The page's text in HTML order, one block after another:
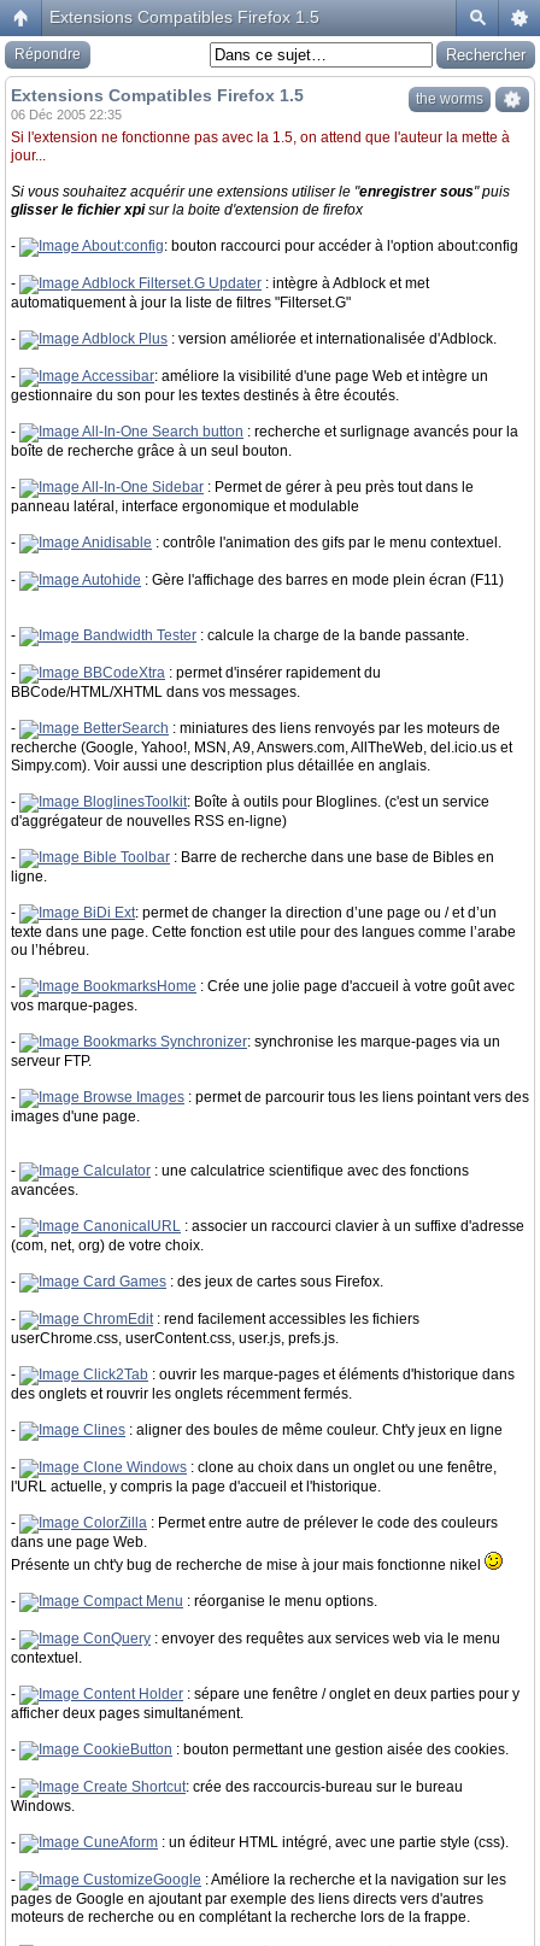
Extensions Compatibles Firefox 1.5
Répondre
the worms
Extensions Compatibles Firefox 1.5
06 Déc 2005 22:35
Si l'extension ne fonctionne pas avec la 1.5, on attend que l'auteur la mette à
jour...
Si vous souhaitez acquérir une extensions utiliser le "enregistrer sous" puis
glisser le fichier xpisur la boite d'extension de firefox
- About:config: bouton raccourci pour accéder à l'option about:config
- Adblock Filterset.G Updater : intègre à Adblock et met
automatiquement à jour la liste de filtres "Filterset.G"
- Adblock Plus : version améliorée et internationalisée d'Adblock.
- Accessibar: améliore la visibilité d'une page Web et intègre un
gestionnaire du son pour les textes destinés à être écoutés.
- All-In-One Search button : recherche et surlignage avancés pour la
boîte de recherche grâce à un seul bouton.
- All-In-One Sidebar : Permet de gérer à peu près tout dans le
panneau latéral, interface ergonomique et modulable
- Anidisable : contrôle l'animation des gifs par le menu contextuel.
- Autohide : Gère l'affichage des barres en mode plein écran (F11)
- Bandwidth Tester : calcule la charge de la bande passante.
- BBCodeXtra : permet d'insérer rapidement du
BBCode/HTML/XHTML dans vos messages.
- BetterSearch : miniatures des liens renvoyés par les moteurs de
recherche (Google, Yahoo!, MSN, A9, Answers.com, AllTheWeb, del.icio.us et
Simpy.com). Voir aussi une description plus détaillée en anglais.
- BloglinesToolkit: Boîte à outils pour Bloglines. (c'est un service
d'aggrégateur de nouvelles RSS en-ligne)
- Bible Toolbar : Barre de recherche dans une base de Bibles en
ligne.
- BiDi Ext: permet de changer la direction d’une page ou / et d’un
texte dans une page. Cette fonction est utile pour des langues comme l’arabe
ou l’hébreu.
- BookmarksHome : Crée une jolie page d'accueil à votre goût avec
vos marque-pages.
- Bookmarks Synchronizer: synchronise les marque-pages via un
serveur FTP.
- Browse Images : permet de parcourir tous les liens pointant vers des
images d'une page.
- Calculator : une calculatrice scientifique avec des fonctions
avancées.
- CanonicalURL : associer un raccourci clavier à un suffixe d'adresse
(com, net, org) de votre choix.
- Card Games : des jeux de cartes sous Firefox.
- ChromEdit: rend facilement accessibles les fichiers
userChrome.css, userContent.css, user.js, prefs.js.
- Click2Tab : ouvrir les marque-pages et éléments d'historique dans
des onglets et rouvrir les onglets récemment fermés.
- Clines : aligner des boules de même couleur. Cht'y jeux en ligne
- Clone Windows : clone au choix dans un onglet ou une fenêtre,
l'URL actuelle, y compris la page d'accueil et l'historique.
- ColorZilla : Permet entre autre de prélever le code des couleurs
dans une page Web.
Présente un cht'y bug de recherche de mise à jour mais fonctionne nikel
- Compact Menu : réorganise le menu options.
- ConQuery : envoyer des requêtes aux services web via le menu
contextuel.
- Content Holder : sépare une fenêtre / onglet en deux parties pour y
afficher deux pages simultanément.
- CookieButton : bouton permettant une gestion aisée des cookies.
- Create Shortcut: crée des raccourcis-bureau sur le bureau
Windows.
- CuneAform : un éditeur HTML intégré, avec une partie style (css).
- CustomizeGoogle : Améliore la recherche et la navigation sur les
pages de Google en ajoutant par exemple des liens directs vers d'autres
moteurs de recherche ou en complétant la recherche lors de la frappe.